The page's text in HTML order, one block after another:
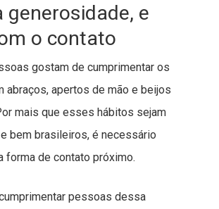
generosidade, e
o contato
gostam de cumprimentar os
abraços, apertos de mão e beijos
mais que esses hábitos sejam
bem brasileiros, é necessário
forma de contato próximo.
pessoas dessa